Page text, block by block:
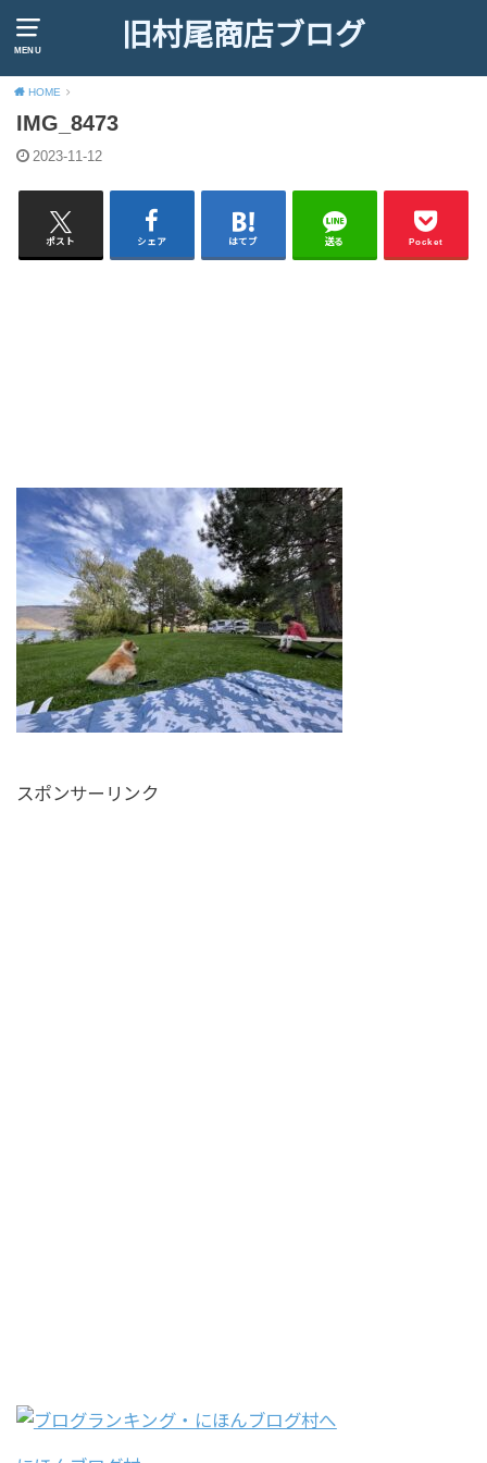
MENU 旧村尾商店ブログ
HOME
IMG_8473
2023-11-12
ポスト シェア はてブ 送る Pocket
スポンサーリンク